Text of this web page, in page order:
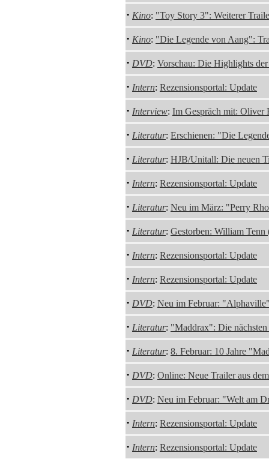
· Kino: "Toy Story 3": Weiterer
· Kino: "Die Legende von Aang":
· DVD: Vorschau: Die Highlights
· Intern: Rezensionsportal: Update
· Interview: Im Gespräch mit: Oliver
· Literatur: Erschienen: "Die
· Literatur: HJB/Unitall: Die neuen
· Intern: Rezensionsportal: Update
· Literatur: Neu im März: "Perry
· Literatur: Gestorben: William Tenn
· Intern: Rezensionsportal: Update
· Intern: Rezensionsportal: Update
· DVD: Neu im Februar:
· Literatur: "Maddrax": Die
· Literatur: 8. Februar: 10 Jahre
· DVD: Online: Neue Trailer aus
· DVD: Neu im Februar: "Welt am
· Intern: Rezensionsportal: Update
· Intern: Rezensionsportal: Update